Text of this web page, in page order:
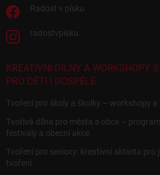
Radost v písku
radostvpisku
KREATIVNÍ DÍLNY A WORKSHOPY
PRO DĚTI I DOSPĚLÉ
Tvoření pro školy a školky – workshopy a
Tvořivá dílna pro města a obce –
festivaly a obecní akce
Tvoření pro seniory: kreativní aktivita pro
tvoření